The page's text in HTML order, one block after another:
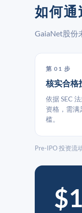
如何
GaiaNet股份
第 01 步
核实合格
依据 SEC
资格，需满
槛。
Pre-IPO 投资流